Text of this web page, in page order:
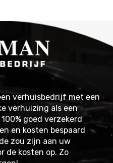
verhuisbedrijf met een
verhuizing als een
goed verzekerd
en kosten bespaard
zou zijn aan uw
de kosten op. Zo